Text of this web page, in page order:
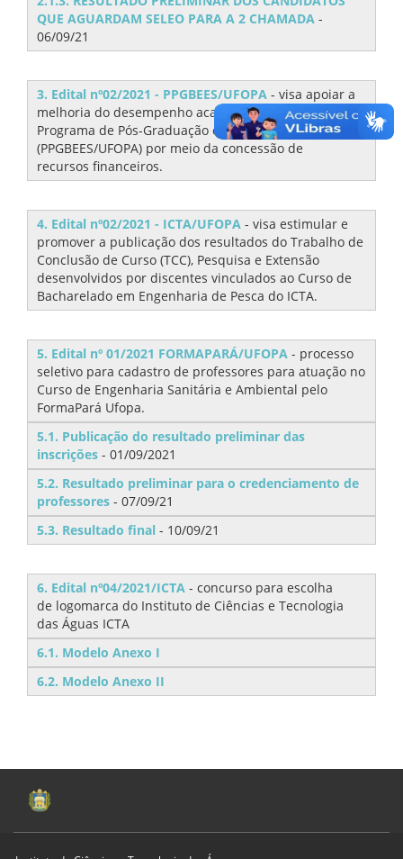
QUE AGUARDAM SELEO PARA A 2 CHAMADA -
06/09/21
3. Edital nº02/2021 - PPGBEES/UFOPA - visa apoiar a
melhoria do desempenho acadêmico dos discentes do
Programa de Pós-Graduação em Biodiversidade
(PPGBEES/UFOPA) por meio da concessão de
recursos financeiros.
4. Edital nº02/2021 - ICTA/UFOPA - visa estimular e
promover a publicação dos resultados do Trabalho de
Conclusão de Curso (TCC), Pesquisa e Extensão
desenvolvidos por discentes vinculados ao Curso de
Bacharelado em Engenharia de Pesca do ICTA.
5. Edital nº 01/2021 FORMAPARÁ/UFOPA - processo
seletivo para cadastro de professores para atuação no
Curso de Engenharia Sanitária e Ambiental pelo
FormaPará Ufopa.
5.1. Publicação do resultado preliminar das
inscrições - 01/09/2021
5.2. Resultado preliminar para o credenciamento de
professores - 07/09/21
5.3. Resultado final - 10/09/21
6. Edital nº04/2021/ICTA - concurso para escolha
de logomarca do Instituto de Ciências e Tecnologia
das Águas ICTA
6.1. Modelo Anexo I
6.2. Modelo Anexo II